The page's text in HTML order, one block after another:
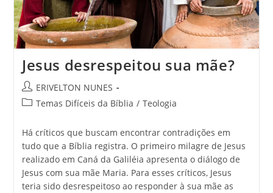
Jesus desrespeitou sua mãe?
ERIVELTON NUNES
Temas Difíceis da Bíblia / Teologia
Há críticos que buscam encontrar contradições em
tudo que a Bíblia registra. O primeiro milagre de Jesus
realizado em Caná da Galiléia apresenta o diálogo de
Jesus com sua mãe Maria. Para esses críticos, Jesus
teria sido desrespeitoso ao responder à sua mãe as